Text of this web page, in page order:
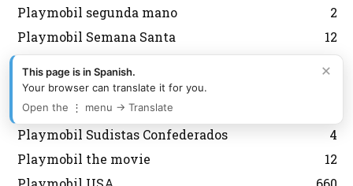
Playmobil segunda mano
2
Playmobil Semana Santa
12
Playmobil Sky Trails
2
Playmobil Special
Playmobil Special Plus
Playmobil Sudistas Confederados
4
Playmobil the movie
12
×
This page is in Spanish.
Your browser can translate it for you.
Open the ⋮ menu → Translate